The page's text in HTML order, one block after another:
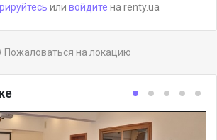
или войдите на renty.ua
Пожаловаться на локацию